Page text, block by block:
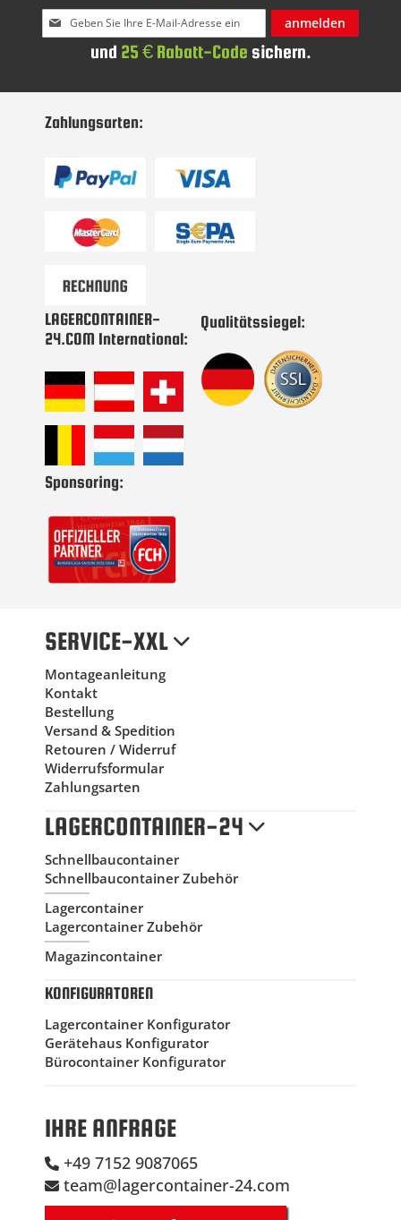
Melden
Sie
an:
anmelden
und 25 € Rabatt-Code sichern.
Zahlungsarten:
LAGERCONTAINER-
24.COM International:
Qualitätssiegel:
Sponsoring:
SERVICE-XXL
Montageanleitung
Kontakt
Bestellung
Versand & Spedition
Retouren / Widerruf
Widerrufsformular
Zahlungsarten
LAGERCONTAINER-24
Schnellbaucontainer
Schnellbaucontainer Zubehör
Lagercontainer
Lagercontainer Zubehör
Magazincontainer
KONFIGURATOREN
Lagercontainer Konfigurator
Gerätehaus Konfigurator
Bürocontainer Konfigurator
IHRE ANFRAGE
+49 7152 9087065
team@lagercontainer-24.com